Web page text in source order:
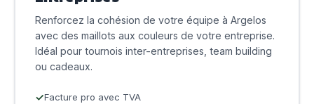
Renforcez la cohésion de votre équipe à Argelos
avec des maillots aux couleurs de votre entreprise.
Idéal pour tournois inter-entreprises, team building
ou cadeaux.
Facture pro avec TVA